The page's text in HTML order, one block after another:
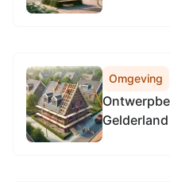
Omgeving
Gelderland